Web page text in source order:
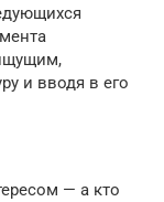
и вводя в его
— а кто